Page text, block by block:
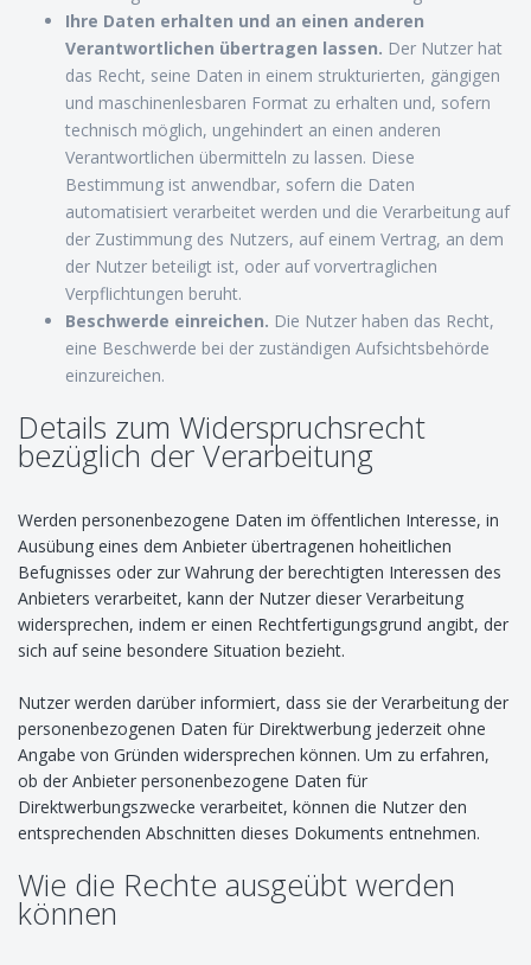
Ihre Daten erhalten und an einen anderen
Verantwortlichen übertragen lassen. Der Nutzer hat
das Recht, seine Daten in einem strukturierten, gängigen
und maschinenlesbaren Format zu erhalten und, sofern
technisch möglich, ungehindert an einen anderen
Verantwortlichen übermitteln zu lassen. Diese
Bestimmung ist anwendbar, sofern die Daten
automatisiert verarbeitet werden und die Verarbeitung auf
der Zustimmung des Nutzers, auf einem Vertrag, an dem
der Nutzer beteiligt ist, oder auf vorvertraglichen
Verpflichtungen beruht.
Beschwerde einreichen. Die Nutzer haben das Recht,
eine Beschwerde bei der zuständigen Aufsichtsbehörde
einzureichen.
Details zum Widerspruchsrecht
bezüglich der Verarbeitung
Werden personenbezogene Daten im öffentlichen Interesse, in
Ausübung eines dem Anbieter übertragenen hoheitlichen
Befugnisses oder zur Wahrung der berechtigten Interessen des
Anbieters verarbeitet, kann der Nutzer dieser Verarbeitung
widersprechen, indem er einen Rechtfertigungsgrund angibt, der
sich auf seine besondere Situation bezieht.
Nutzer werden darüber informiert, dass sie der Verarbeitung der
personenbezogenen Daten für Direktwerbung jederzeit ohne
Angabe von Gründen widersprechen können. Um zu erfahren,
ob der Anbieter personenbezogene Daten für
Direktwerbungszwecke verarbeitet, können die Nutzer den
entsprechenden Abschnitten dieses Dokuments entnehmen.
Wie die Rechte ausgeübt werden
können